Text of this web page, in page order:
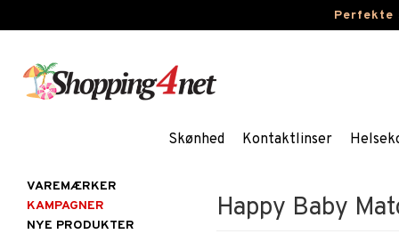
Perfekte
Skønhed Kontaktlinser
Happy Baby
VAREMÆRKER
KAMPAGNER
NYE PRODUKTER